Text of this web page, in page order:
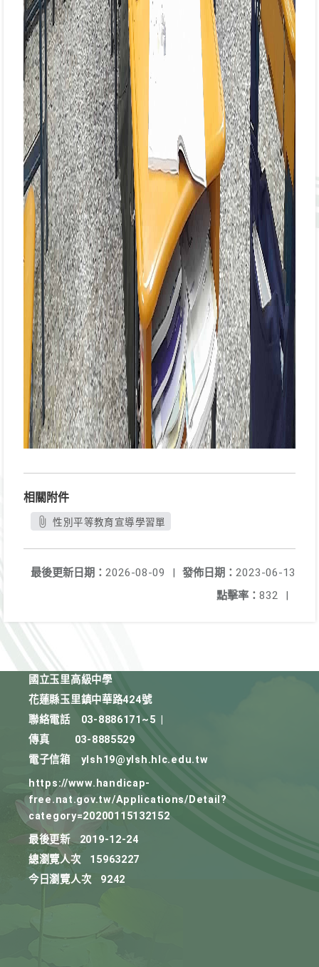
相關附件
性別平等教育宣導學習單
發佈日期： 2023-06-13
最後更新日期： 2026-08-09
|
點擊率： 832 |
國立玉里高級中學
花蓮縣玉里鎮中華路424號
聯絡電話
03-8886171~5
傳真
03-8885529
電子信箱
ylsh19@ylsh.hlc.edu.tw
https://www.handicap-
free.nat.gov.tw/Applications/Detail?
category=20200115132152
最後更新
2019-12-24
總瀏覽人次
15963227
今日瀏覽人次
9242